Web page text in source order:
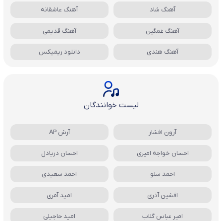
آهنگ شاد آهنگ عاشقانه
آهنگ غمگین آهنگ قدیمی
آهنگ هندی دانلود ریمیکس
لیست خوانندگان
آرون افشار آرش AP
احسان خواجه امیری احسان دریادل
احمد سلو احمد سعیدی
افشین آذری امید آمری
امیر عباس گلاب امید حاجیلی